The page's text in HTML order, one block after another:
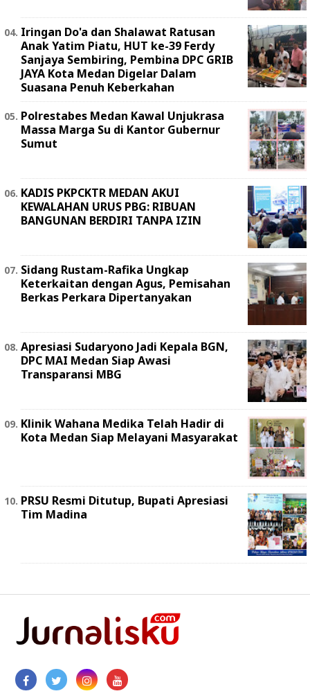
Iringan Do'a dan Shalawat Ratusan
Anak Yatim Piatu, HUT ke-39 Ferdy
Sanjaya Sembiring, Pembina DPC GRIB
JAYA Kota Medan Digelar Dalam
Suasana Penuh Keberkahan
Polrestabes Medan Kawal Unjukrasa
Massa Marga Su di Kantor Gubernur
Sumut
KADIS PKPCKTR MEDAN AKUI
KEWALAHAN URUS PBG: RIBUAN
BANGUNAN BERDIRI TANPA IZIN
Sidang Rustam-Rafika Ungkap
Keterkaitan dengan Agus, Pemisahan
Berkas Perkara Dipertanyakan
Apresiasi Sudaryono Jadi Kepala BGN,
DPC MAI Medan Siap Awasi
Transparansi MBG
Klinik Wahana Medika Telah Hadir di
Kota Medan Siap Melayani Masyarakat
PRSU Resmi Ditutup, Bupati Apresiasi
Tim Madina